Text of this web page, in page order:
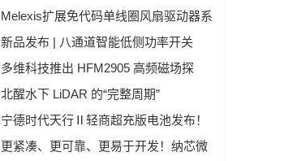
有线发布"爱管家"AI智能体东东生态合作
Melexis扩展免代码单线圈风扇驱动器系
列，强力赋能AI GPU散热
新品发布 | 八通道智能低侧功率开关
LD70008Q，汽车与工业负载驱动的理想
多维科技推出 HFM2905 高频磁场探
头，实现磁场信号实时分析
北醒水下 LiDAR 的“完整周期”
宁德时代天行Ⅱ轻商超充版电池发布！
物流行业进入8C超充时代
更紧凑、更可靠、更易于开发！纳芯微